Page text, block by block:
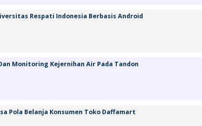
Respati Indonesia Berbasis Android
Monitoring Kejernihan Air Pada Tandon
Pola Belanja Konsumen Toko Daffamart